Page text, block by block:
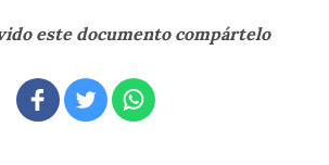
este documento compártelo